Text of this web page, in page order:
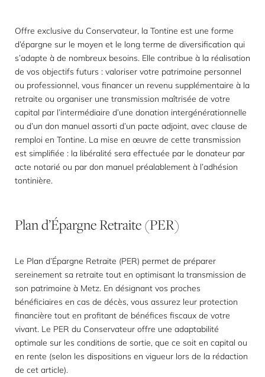
Offre exclusive du Conservateur, la Tontine est une forme
d’épargne sur le moyen et le long terme de diversification qui
s’adapte à de nombreux besoins. Elle contribue à la réalisation
de vos objectifs futurs : valoriser votre patrimoine personnel
ou professionnel, vous financer un revenu supplémentaire à la
retraite ou organiser une transmission maîtrisée de votre
capital par l’intermédiaire d’une donation intergénérationnelle
ou d’un don manuel assorti d’un pacte adjoint, avec clause de
remploi en Tontine. La mise en œuvre de cette transmission
est simplifiée : la libéralité sera effectuée par le donateur par
acte notarié ou par don manuel préalablement à l’adhésion
tontinière.
Pland’ÉpargneRetraite(PER)
Le Plan d’Épargne Retraite (PER) permet de préparer
sereinement sa retraite tout en optimisant la transmission de
son patrimoine à Metz. En désignant vos proches
bénéficiaires en cas de décès, vous assurez leur protection
financière tout en profitant de bénéfices fiscaux de votre
vivant. Le PER du Conservateur offre une adaptabilité
optimale sur les conditions de sortie, que ce soit en capital ou
en rente (selon les dispositions en vigueur lors de la rédaction
de cet article).